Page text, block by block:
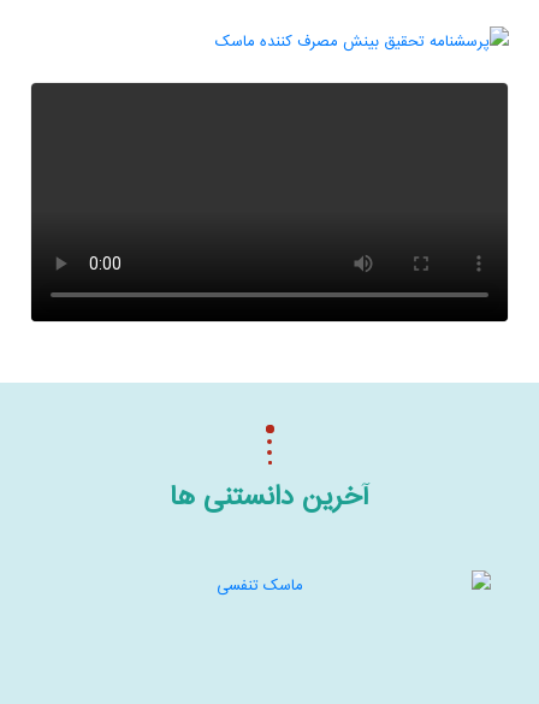
آخرین دانستنی ها